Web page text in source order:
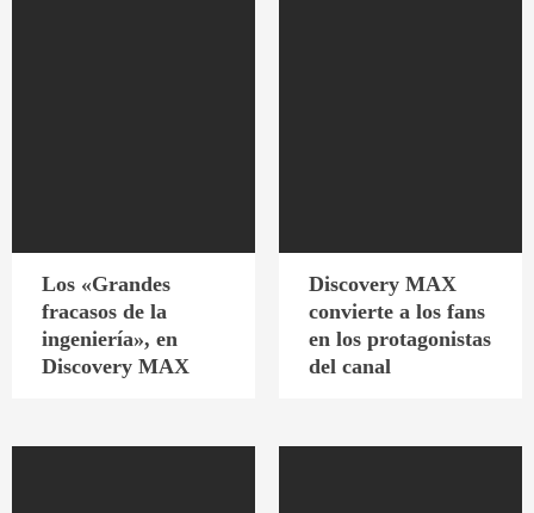
Los «Grandes
fracasos de la
ingeniería», en
Discovery MAX
Discovery MAX
convierte a los fans
en los protagonistas
del canal